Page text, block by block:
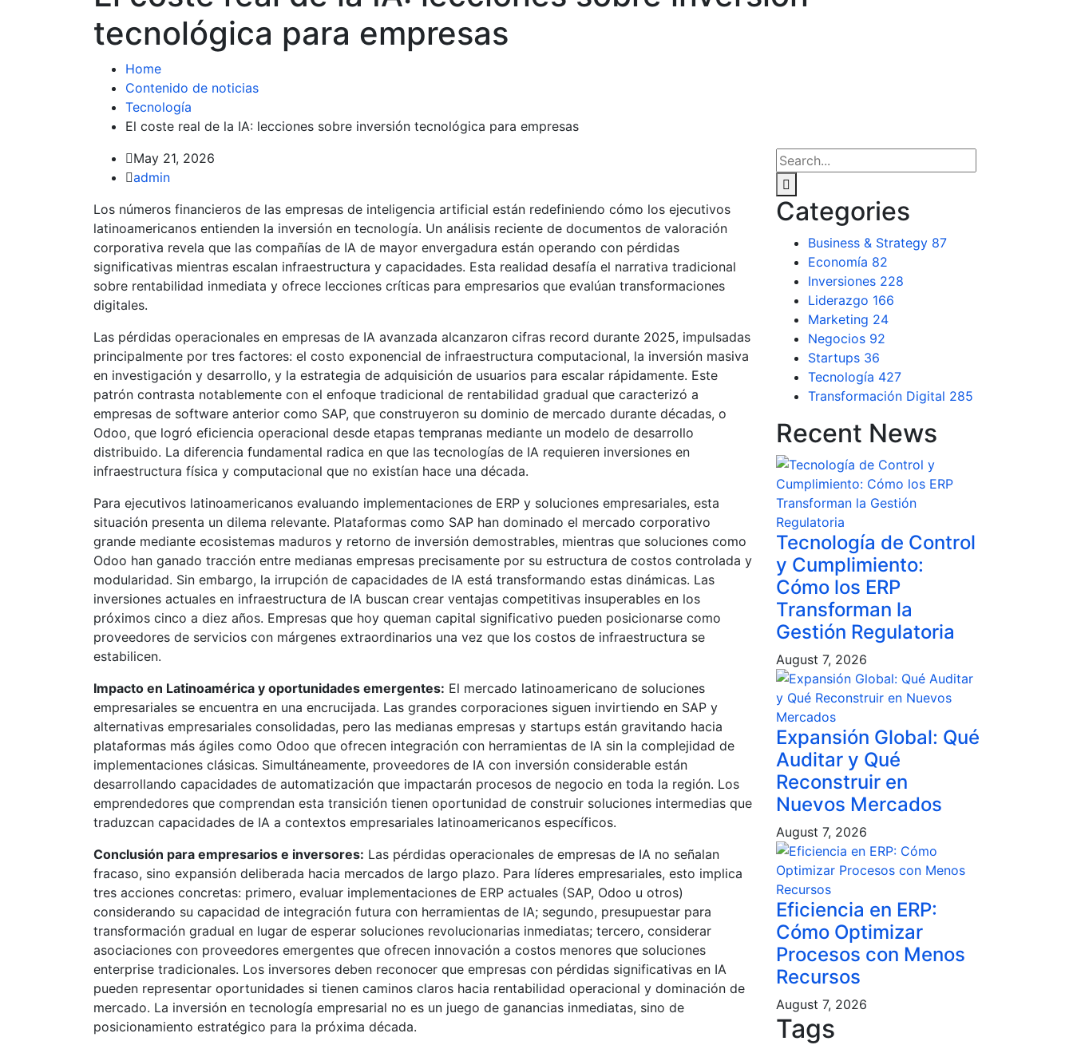
tecnológica para empresas
Home
Contenido de noticias
Tecnología
El coste real de la IA: lecciones sobre inversión tecnológica para empresas
May 21, 2026
admin
Los números financieros de las empresas de inteligencia artificial están redefiniendo cómo los ejecutivos
latinoamericanos entienden la inversión en tecnología. Un análisis reciente de documentos de valoración
corporativa revela que las compañías de IA de mayor envergadura están operando con pérdidas
significativas mientras escalan infraestructura y capacidades. Esta realidad desafía el narrativa tradicional
sobre rentabilidad inmediata y ofrece lecciones críticas para empresarios que evalúan transformaciones
digitales.
Las pérdidas operacionales en empresas de IA avanzada alcanzaron cifras record durante 2025, impulsadas
principalmente por tres factores: el costo exponencial de infraestructura computacional, la inversión masiva
en investigación y desarrollo, y la estrategia de adquisición de usuarios para escalar rápidamente. Este
patrón contrasta notablemente con el enfoque tradicional de rentabilidad gradual que caracterizó a
empresas de software anterior como SAP, que construyeron su dominio de mercado durante décadas, o
Odoo, que logró eficiencia operacional desde etapas tempranas mediante un modelo de desarrollo
distribuido. La diferencia fundamental radica en que las tecnologías de IA requieren inversiones en
infraestructura física y computacional que no existían hace una década.
Para ejecutivos latinoamericanos evaluando implementaciones de ERP y soluciones empresariales, esta
situación presenta un dilema relevante. Plataformas como SAP han dominado el mercado corporativo
grande mediante ecosistemas maduros y retorno de inversión demostrables, mientras que soluciones como
Odoo han ganado tracción entre medianas empresas precisamente por su estructura de costos controlada y
modularidad. Sin embargo, la irrupción de capacidades de IA está transformando estas dinámicas. Las
inversiones actuales en infraestructura de IA buscan crear ventajas competitivas insuperables en los
próximos cinco a diez años. Empresas que hoy queman capital significativo pueden posicionarse como
proveedores de servicios con márgenes extraordinarios una vez que los costos de infraestructura se
estabilicen.
Impacto en Latinoamérica y oportunidades emergentes: El mercado latinoamericano de soluciones
empresariales se encuentra en una encrucijada. Las grandes corporaciones siguen invirtiendo en SAP y
alternativas empresariales consolidadas, pero las medianas empresas y startups están gravitando hacia
plataformas más ágiles como Odoo que ofrecen integración con herramientas de IA sin la complejidad de
implementaciones clásicas. Simultáneamente, proveedores de IA con inversión considerable están
desarrollando capacidades de automatización que impactarán procesos de negocio en toda la región. Los
emprendedores que comprendan esta transición tienen oportunidad de construir soluciones intermedias que
traduzcan capacidades de IA a contextos empresariales latinoamericanos específicos.
Conclusión para empresarios e inversores: Las pérdidas operacionales de empresas de IA no señalan
fracaso, sino expansión deliberada hacia mercados de largo plazo. Para líderes empresariales, esto implica
tres acciones concretas: primero, evaluar implementaciones de ERP actuales (SAP, Odoo u otros)
considerando su capacidad de integración futura con herramientas de IA; segundo, presupuestar para
transformación gradual en lugar de esperar soluciones revolucionarias inmediatas; tercero, considerar
asociaciones con proveedores emergentes que ofrecen innovación a costos menores que soluciones
enterprise tradicionales. Los inversores deben reconocer que empresas con pérdidas significativas en IA
pueden representar oportunidades si tienen caminos claros hacia rentabilidad operacional y dominación de
mercado. La inversión en tecnología empresarial no es un juego de ganancias inmediatas, sino de
posicionamiento estratégico para la próxima década.
Categories
Business & Strategy 87
Economía 82
Inversiones 228
Liderazgo 166
Marketing 24
Negocios 92
Startups 36
Tecnología 427
Transformación Digital 285
Recent News
Tecnología de Control
y Cumplimiento:
Cómo los ERP
Transforman la
Gestión Regulatoria
August 7, 2026
Expansión Global: Qué
Auditar y Qué
Reconstruir en
Nuevos Mercados
August 7, 2026
Eficiencia en ERP:
Cómo Optimizar
Procesos con Menos
Recursos
August 7, 2026
Tags